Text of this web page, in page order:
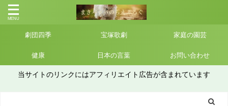
劇団四季 宝塚歌劇 家庭の園芸
健康 日本の言葉 お問い合わせ
当サイトのリンクにはアフィリエイト広告が含まれています